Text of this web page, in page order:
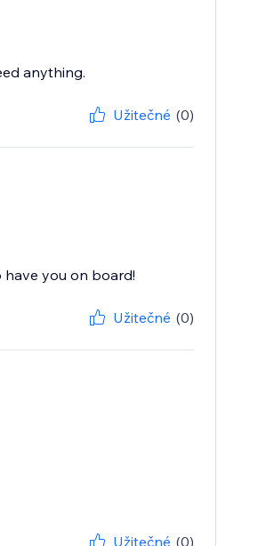
anything.
Užitečné (0)
you on board!
Užitečné (0)
Užitečné (0)